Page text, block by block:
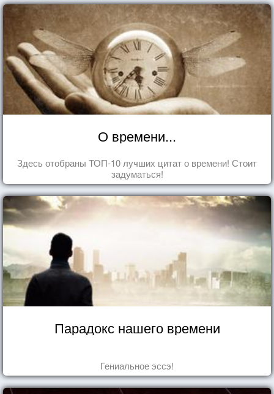
О времени...
Здесь отобраны ТОП-10 лучших цитат о времени! Стоит
задуматься!
Парадокс нашего времени
Гениальное эссэ!